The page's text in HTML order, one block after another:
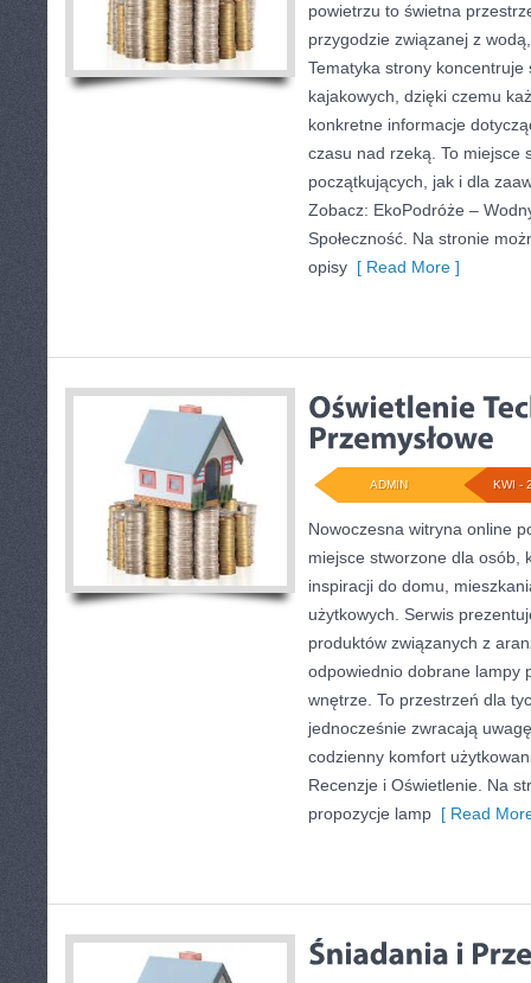
powietrzu to świetna
przygodzie związanej z
Tematyka strony koncentruje
kajakowych, dzięki czemu
konkretne informacje
czasu nad rzeką. To miejsce
początkujących, jak i dla
Zobacz: EkoPodróże –
Społeczność. Na stronie
opisy [ Read More ]
KWI -
ADMIN
Nowoczesna witryna online
miejsce stworzone dla osób,
inspiracji do domu,
użytkowych. Serwis
produktów związanych z
odpowiednio dobrane lampy
wnętrze. To przestrzeń dla
jednocześnie zwracają
codzienny komfort
Recenzje i Oświetlenie. Na
propozycje lamp [ Read